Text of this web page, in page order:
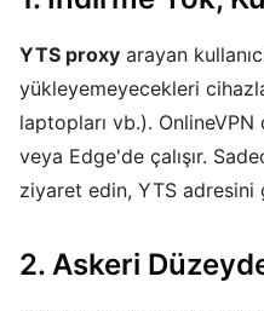
YTS proxy arayan
yükleyemeyecekleri
laptopları vb.).
veya Edge'de çalışır.
ziyaret edin, YTS adresini
2. Askeri